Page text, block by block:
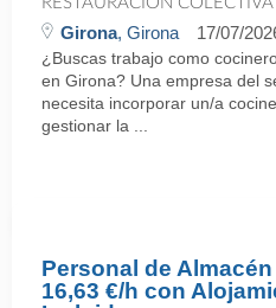
Girona, Girona 17/07/
¿Buscas trabajo como
en Girona? Una empresa del
necesita incorporar un/a
gestionar la ...
Personal de Almacén
16,63 €/h con